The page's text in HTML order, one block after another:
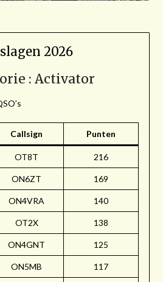
2026
: Activator
Callsign Punten
OT8T 216
ON6ZT 169
ON4VRA 140
OT2X 138
ON4GNT 125
ON5MB 117